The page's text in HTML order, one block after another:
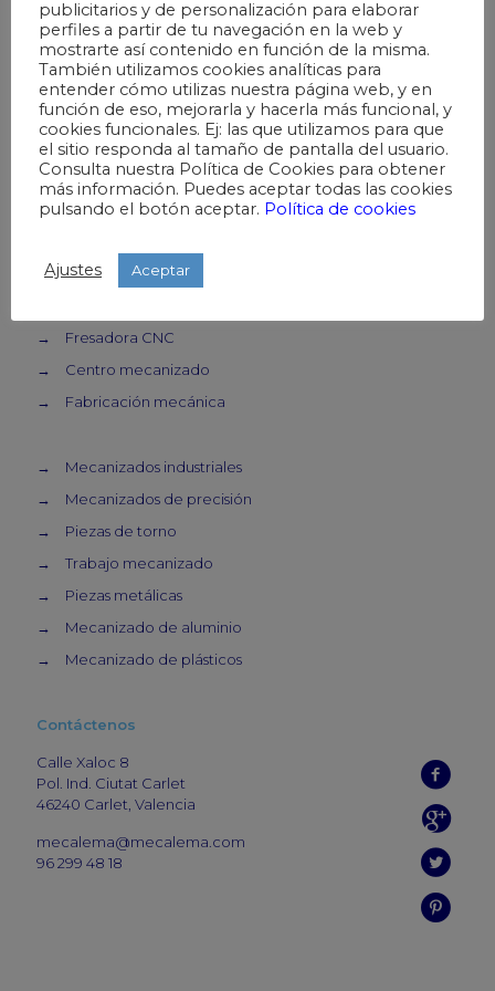
→
Piezas de precisión
→
Mecanizados metálicos
→
Fabricación mecánica
→
Piezas mecánicas
→
Torneado de metales
→
Mecanizado
→
Mecanizado piezas
→
Fresadora CNC
→
Centro mecanizado
→
Fabricación mecánica
→
Mecanizados industriales
→
Mecanizados de precisión
→
Piezas de torno
→
Trabajo mecanizado
→
Piezas metálicas
→
Mecanizado de aluminio
→
Mecanizado de plásticos
Contáctenos
Calle Xaloc 8
Pol. Ind. Ciutat Carlet
46240 Carlet, Valencia
mecalema@mecalema.com
96 299 48 18
publicitarios y de personalización para elaborar
perfiles a partir de tu navegación en la web y
mostrarte así contenido en función de la misma.
También utilizamos cookies analíticas para
entender cómo utilizas nuestra página web, y en
función de eso, mejorarla y hacerla más funcional, y
cookies funcionales. Ej: las que utilizamos para que
el sitio responda al tamaño de pantalla del usuario.
Consulta nuestra Política de Cookies para obtener
más información. Puedes aceptar todas las cookies
pulsando el botón aceptar. Política de cookies
Ajustes Aceptar